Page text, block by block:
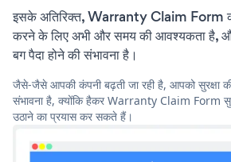
इसके अतिरिक्त, Warranty Claim Form
करने के लिए अभी और समय की आवश्यकता है,
बग पैदा होने की संभावना है।
जैसे-जैसे आपकी कंपनी बढ़ती जा रही है, आपको सुरक्षा
संभावना है, क्योंकि हैकर Warranty Claim Form
उठाने का प्रयास कर सकते हैं।